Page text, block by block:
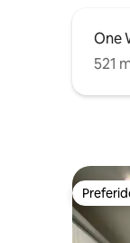
One
521